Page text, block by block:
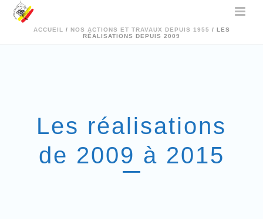
ACCUEIL / NOS ACTIONS ET TRAVAUX DEPUIS 1955 / LES
RÉALISATIONS DEPUIS 2009
Les réalisations
de 2009 à 2015